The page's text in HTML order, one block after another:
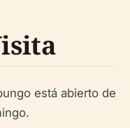
está abierto de